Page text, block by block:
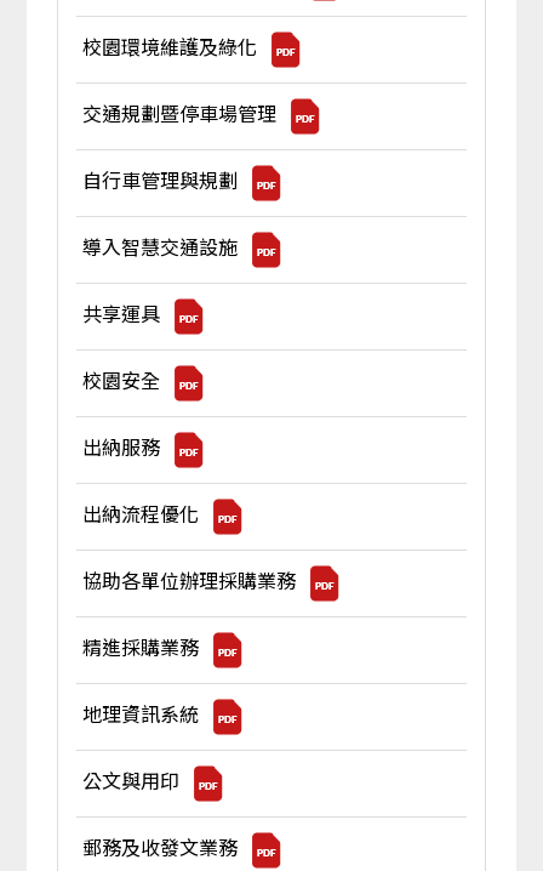
校園環境維護及綠化
交通規劃暨停車場管理
自行車管理與規劃
導入智慧交通設施
共享運具
校園安全
出納服務
出納流程優化
協助各單位辦理採購業務
精進採購業務
地理資訊系統
公文與用印
郵務及收發文業務